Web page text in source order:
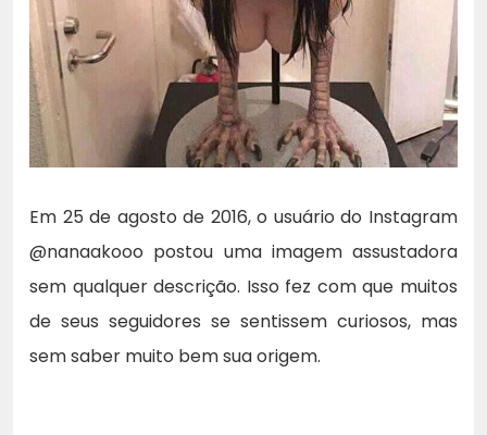
Em 25 de agosto de 2016, o usuário do Instagram
@nanaakooo postou uma imagem assustadora
sem qualquer descrição. Isso fez com que muitos
de seus seguidores se sentissem curiosos, mas
sem saber muito bem sua origem.